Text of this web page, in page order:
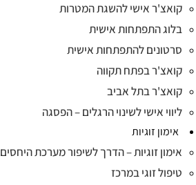
קואצ'ר אישי להשגת המטרות
בלוג התפתחות אישית
סרטונים להתפתחות אישית
קואצ'ר בפתח תקווה
קואצ'ר בתל אביב
ליווי אישי לשינוי הרגלים – הפסגה
אימון זוגיות
אימון זוגיות – הדרך לשיפור מערכת היחסים
טיפול זוגי במרכז